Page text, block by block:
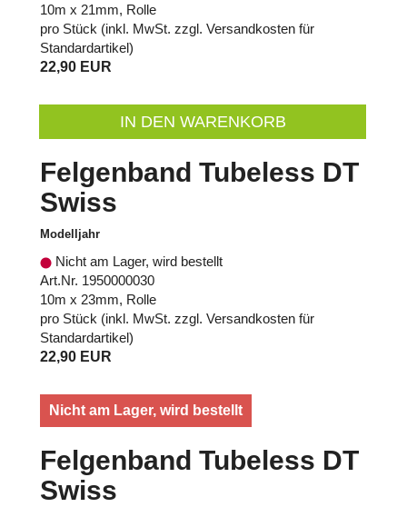
10m x 21mm, Rolle
pro Stück (inkl. MwSt. zzgl. Versandkosten für
Standardartikel)
22,90 EUR
IN DEN WARENKORB
Felgenband Tubeless DT
Swiss
Modelljahr
Nicht am Lager, wird bestellt
Art.Nr. 1950000030
10m x 23mm, Rolle
pro Stück (inkl. MwSt. zzgl. Versandkosten für
Standardartikel)
22,90 EUR
Nicht am Lager, wird bestellt
Felgenband Tubeless DT
Swiss